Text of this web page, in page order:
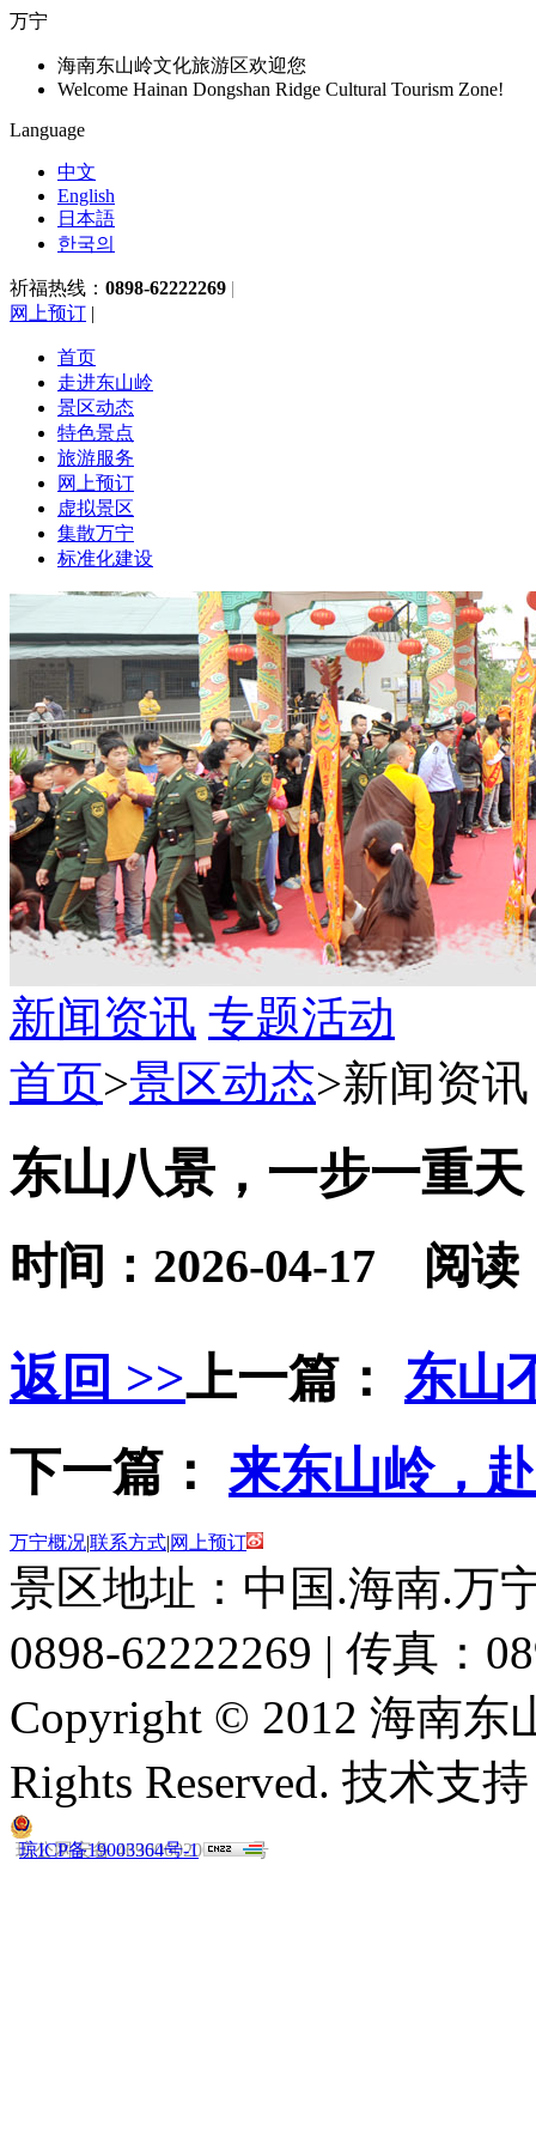
万宁
海南东山岭文化旅游区欢迎您
Welcome Hainan Dongshan Ridge Cultural Tourism Zone!
Language
中文
English
日本語
한국의
祈福热线： 0898-62222269 |
网上预订 |
首页
走进东山岭
景区动态
特色景点
旅游服务
网上预订
虚拟景区
集散万宁
标准化建设
新闻资讯 专题活动
首页>景区动态>新闻资讯
东山八景，一步一重天
时间：2026-04-17 阅读
返回 >>上一篇：
东山
下一篇：
来东山岭，
万宁概况|联系方式|网上预订
景区地址：中国.海南.万
0898-62222269 | 传真：
Copyright © 2012 海南
Rights Reserved. 技术支
琼公网安备 46900602000019号
琼ICP备19003364号-1